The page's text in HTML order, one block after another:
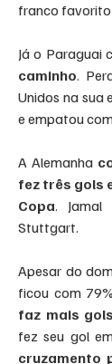
franco
Já o Paraguai
caminho.
Unidos na sua
e empatou
A Alemanha
fez três gols
Copa.
Stuttgart.
Apesar do
ficou com
faz mais
fez seu gol
cruzamento